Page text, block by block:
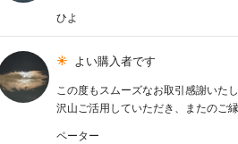
ひよ
よい購入者です
この度もスムーズなお取引感謝いたし
沢山ご活用していただき、またのご
ペーター